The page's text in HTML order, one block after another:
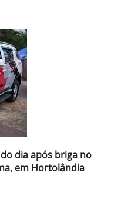
dia após briga no
em Hortolândia